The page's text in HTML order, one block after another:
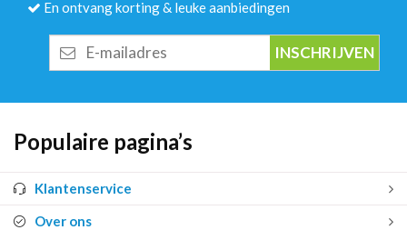
En ontvang korting & leuke aanbiedingen
mailadres
Populaire pagina’s
Klantenservice
Over ons